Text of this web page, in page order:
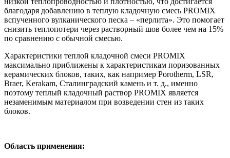
благодаря добавлению в теплую кладочную смесь PROMIX
вспученного вулканического песка – «перлита». Это помогает
снизить теплопотери через растворный шов более чем на 15%
по сравнению с обычной смесью.
Характеристики теплой кладочной смеси PROMIX
максимально приближены к характеристикам поризованных
керамических блоков, таких, как например Porotherm, LSR,
Braer, Kerakam, Сталинградский камень и т. д., именно
поэтому теплый кладочный раствор PROMIX является
незаменимым материалом при возведении стен из таких
блоков.
Область применения: